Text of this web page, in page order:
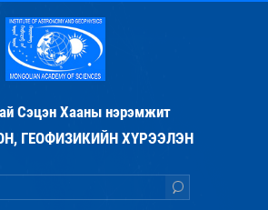
Сэцэн Хааны нэрэмжит
ГЕОФИЗИКИЙН ХҮРЭЭЛЭН